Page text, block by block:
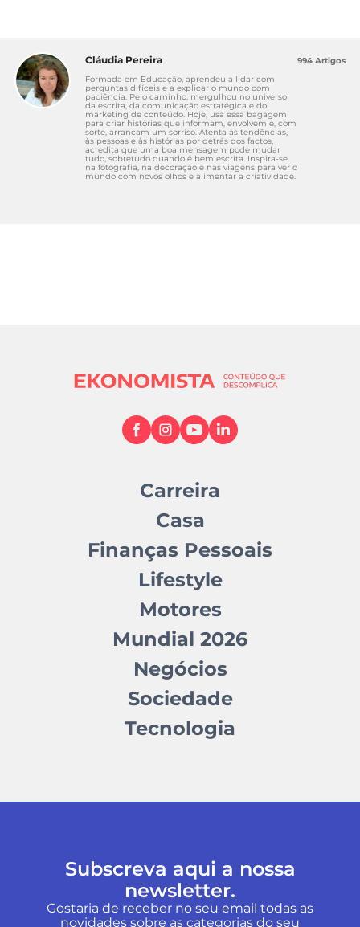
Cláudia Pereira
Formada em Educação, aprendeu a lidar com
perguntas difíceis e a explicar o mundo com
paciência. Pelo caminho, mergulhou no universo
da escrita, da comunicação estratégica e do
marketing de conteúdo. Hoje, usa essa bagagem
para criar histórias que informam, envolvem e, com
sorte, arrancam um sorriso. Atenta às tendências,
às pessoas e às histórias por detrás dos factos,
acredita que uma boa mensagem pode mudar
tudo, sobretudo quando é bem escrita. Inspira-se
na fotografia, na decoração e nas viagens para ver o
mundo com novos olhos e alimentar a criatividade.
994 Artigos
Carreira
Casa
Finanças Pessoais
Lifestyle
Motores
Mundial 2026
Negócios
Sociedade
Tecnologia
Subscreva aqui a nossa
newsletter.
Gostaria de receber no seu email todas as
novidades sobre as categorias do seu